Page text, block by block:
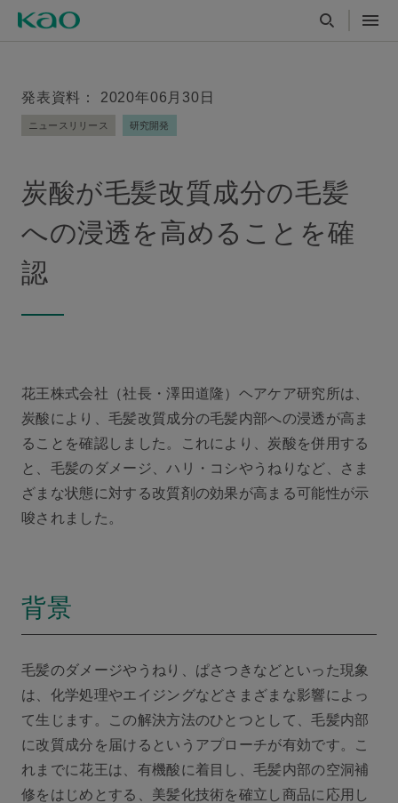
発表資料： 2020年06月30日
ニュースリリース 研究開発
炭酸が毛髪改質成分の毛髪
への浸透を高めることを確
認
花王株式会社（社長・澤田道隆）ヘアケア研究所は、
炭酸により、毛髪改質成分の毛髪内部への浸透が高ま
ることを確認しました。これにより、炭酸を併用する
と、毛髪のダメージ、ハリ・コシやうねりなど、さま
ざまな状態に対する改質剤の効果が高まる可能性が示
唆されました。
背景
毛髪のダメージやうねり、ぱさつきなどといった現象
は、化学処理やエイジングなどさまざまな影響によっ
て生じます。この解決方法のひとつとして、毛髪内部
に改質成分を届けるというアプローチが有効です。こ
れまでに花王は、有機酸に着目し、毛髪内部の空洞補
修をはじめとする、美髪化技術を確立し商品に応用し